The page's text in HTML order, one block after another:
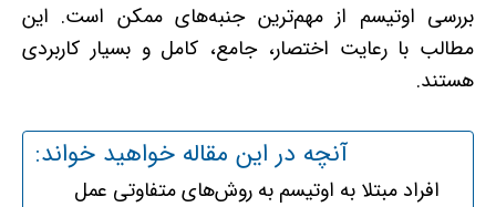
بررسی اوتیسم از مهم‌ترین جنبه‌های ممکن است. این
مطالب با رعایت اختصار، جامع، کامل و بسیار کاربردی
هستند.
آنچه در این مقاله خواهید خواند:
افراد مبتلا به اوتیسم به روش‌های متفاوتی عمل